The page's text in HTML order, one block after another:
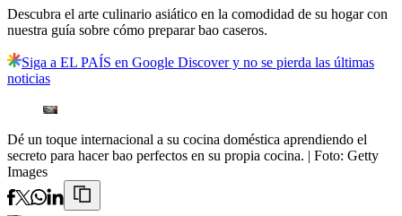
Descubra el arte culinario asiático en la comodidad de su hogar con
nuestra guía sobre cómo preparar bao caseros.
Siga a EL PAÍS en Google Discover y no se pierda las últimas
noticias
Dé un toque internacional a su cocina doméstica aprendiendo el
secreto para hacer bao perfectos en su propia cocina. | Foto: Getty
Images